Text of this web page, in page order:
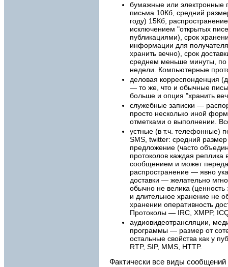
бумажные или электронные
письма 10Кб, средний
году) 15Кб,
исключением "открытых
публикациями), срок
информации для
хранить вечно), срок
среднем меньше минуты,
недели. Компьютерные
деловая корреспонденция
— то же, что и обычные
больше и опция "хранить
служебные записки —
просто несколько иной
отметками о выполнении.
устные (в т.ч. телефонные)
SMS, twitter: средний
предложение (часто
протоколов каждая
сообщением и может
распространение — явно
доставки — желательно
обычно не велика (ценность
и длительное хранение не
хранении оперативность
Протоколы — IRC, XMPP,
аудиовидеотрансляции,
программы — размер от
остальные свойства как у
RTP, SIP, MMS, HTTP.
Фактически все виды сообщений